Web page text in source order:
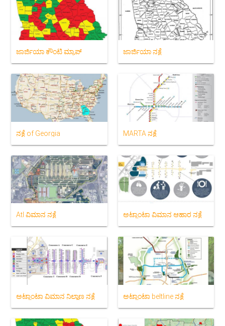
ಜಾರ್ಜಿಯಾ ಕೌಂಟಿ ಮ್ಯಾಪ್ ಜಾರ್ಜಿಯಾ ನಕ್ಷೆ
ನಕ್ಷೆ of Georgia MARTA ನಕ್ಷೆ
Atl ವಿಮಾನ ನಕ್ಷೆ ಅಟ್ಲಾಂಟಾ ವಿಮಾನ ಆಹಾರ ನಕ್ಷೆ
ಅಟ್ಲಾಂಟಾ ವಿಮಾನ ನಿಲ್ದಾಣ ನಕ್ಷೆ ಅಟ್ಲಾಂಟಾ beltline ನಕ್ಷೆ